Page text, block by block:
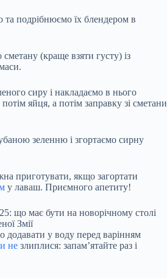
подрібнюємо їх блендером в
(краще взяти густу) із
сиру і накладаємо в нього
яйця, а потім заправку зі сметани
зеленню і згортаємо сирну
приготувати, якщо загортати
у лаваш. Приємного апетиту!
що має бути на новорічному столі
Змії
додавати у воду перед варінням
не злиплися: запам’ятайте раз і